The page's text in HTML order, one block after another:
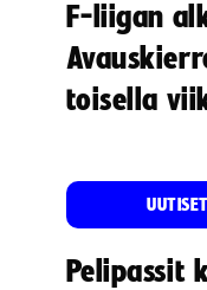
F-liigan
toisella
UUTISET
Pelipassit